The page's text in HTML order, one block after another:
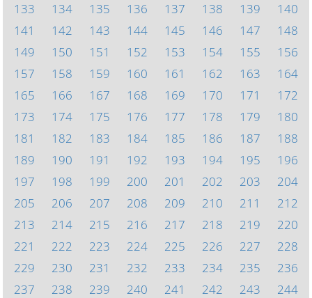
133
134 135 136 137 138 139
140
141
142 143 144 145 146 147
148
149
150 151 152 153 154 155
156
157
158 159 160 161 162 163
164
165
166 167 168 169 170 171
172
173
174 175 176 177 178 179
180
181
182 183 184 185 186 187
188
189
190 191 192 193 194 195
196
197
198 199 200 201 202 203
204
205
206 207 208 209 210 211
212
213
214 215 216 217 218 219
220
221
222 223 224 225 226 227
228
229
230 231 232 233 234 235
236
237
238 239 240 241 242 243
244